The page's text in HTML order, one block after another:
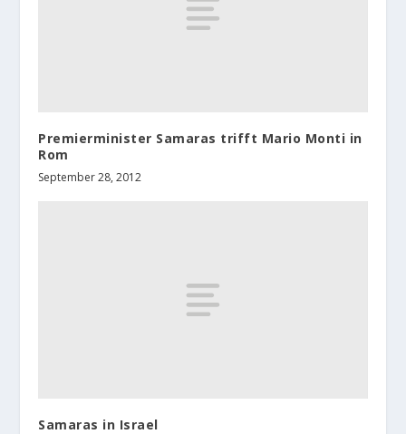
Premierminister Samaras trifft Mario Monti in
Rom
September 28, 2012
Samaras in Israel